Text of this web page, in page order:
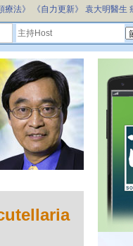
療法》 《自力更新》 袁大明醫生